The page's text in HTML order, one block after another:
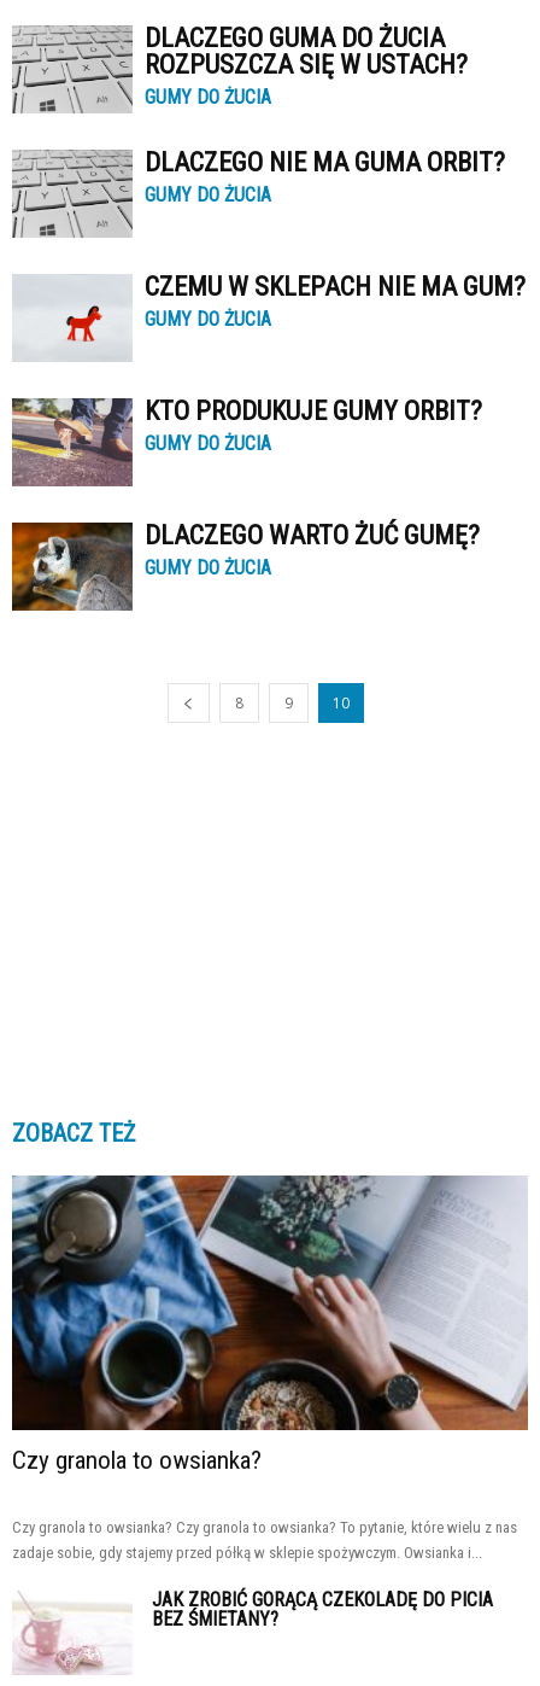
DLACZEGO GUMA DO ŻUCIA
ROZPUSZCZA SIĘ W USTACH?
GUMY DO ŻUCIA
DLACZEGO NIE MA GUMA ORBIT?
GUMY DO ŻUCIA
CZEMU W SKLEPACH NIE MA GUM?
GUMY DO ŻUCIA
KTO PRODUKUJE GUMY ORBIT?
GUMY DO ŻUCIA
DLACZEGO WARTO ŻUĆ GUMĘ?
GUMY DO ŻUCIA
8 9 10
ZOBACZ TEŻ
Czy granola to owsianka?
Czy granola to owsianka? Czy granola to owsianka? To pytanie, które wielu z nas
zadaje sobie, gdy stajemy przed półką w sklepie spożywczym. Owsianka i...
JAK ZROBIĆ GORĄCĄ CZEKOLADĘ DO PICIA
BEZ ŚMIETANY?